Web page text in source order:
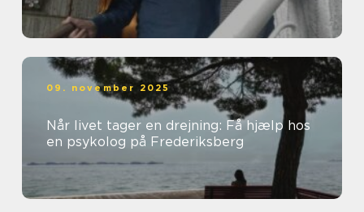
09. november 2025
Når livet tager en drejning: Få hjælp hos
en psykolog på Frederiksberg